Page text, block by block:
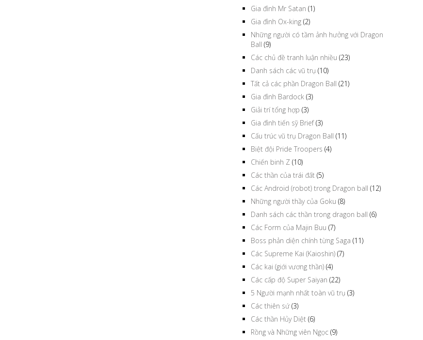
Gia đình Mr Satan (1)
Gia đình Ox-king (2)
Những người có tầm ảnh hưởng với Dragon
Ball (9)
Các chủ đề tranh luận nhiều (23)
Danh sách các vũ trụ (10)
Tất cả các phần Dragon Ball (21)
Gia đình Bardock (3)
Giải trí tổng hợp (3)
Gia đình tiến sỹ Brief(3)
Cấu trúc vũ trụ Dragon Ball (11)
Biệt đội Pride Troopers (4)
Chiến binh Z (10)
Các thần của trái đất (5)
Các Android (robot) trong Dragon ball (12)
Những người thầy của Goku (8)
Danh sách các thần trong dragon ball (6)
Các Form của Majin Buu (7)
Boss phản diện chính từng Saga (11)
Các Supreme Kai (Kaioshin) (7)
Các kai (giới vương thần) (4)
Các cấp độ Super Saiyan (22)
5 Người mạnh nhất toàn vũ trụ (3)
Các thiên sứ (3)
Các thần Hủy Diệt (6)
Rồng và Những viên Ngọc (9)